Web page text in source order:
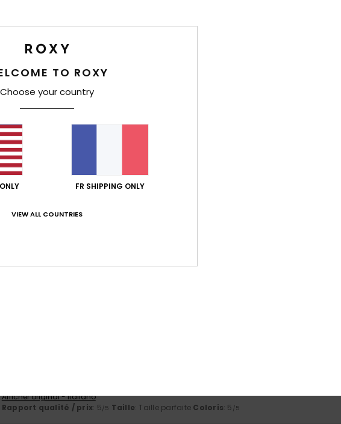
Afficher original - Italiano
Rapport qualité / prix: 5/5 Taille: Taille parfaite Coloris: 5 /5
TO ROXY
Choose your country
FR SHIPPING ONLY
VIEW ALL COUNTRIES